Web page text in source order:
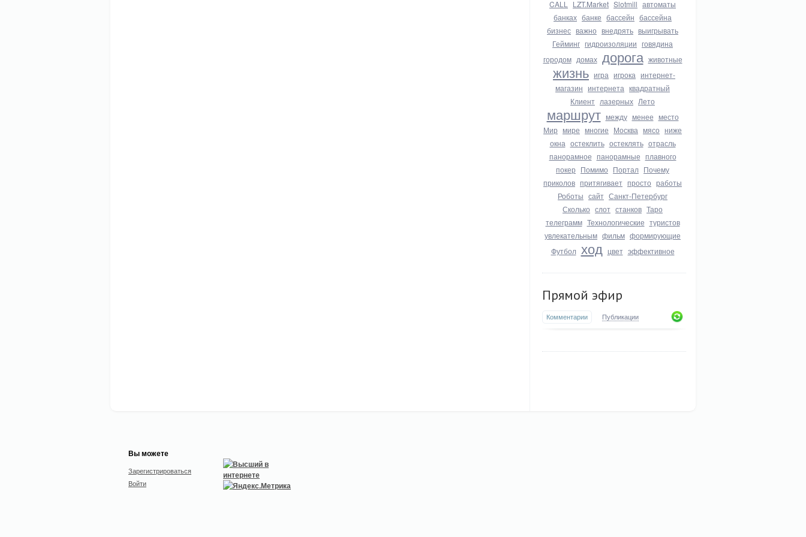
CALL LZT.Market Slotmill автоматы
банках банке бассейн бассейна
бизнес важно внедрять выигрывать
Гейминг гидроизоляции говядина
городом домах дорога животные
жизнь игра игрока интернет-
магазин интернета квадратный
Клиент лазерных Лето
маршрут между менее место
Мир мире многие Москва мясо ниже
окна остеклить остеклять отрасль
панорамное панорамные плавного
покер Помимо Портал Почему
приколов притягивает просто работы
Роботы сайт Санкт-Петербург
Сколько слот станков Таро
телеграмм Технологические туристов
увлекательным фильм формирующие
Футбол ход цвет эффективное
Прямой эфир
Комментарии Публикации
Вы можете
Зарегистрироваться
Войти